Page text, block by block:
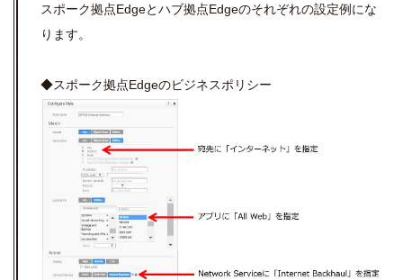
スポーク拠点Edgeとハブ拠点Edgeのそれぞれの設定例にな
ります。
◆スポーク拠点Edgeのビジネスポリシー